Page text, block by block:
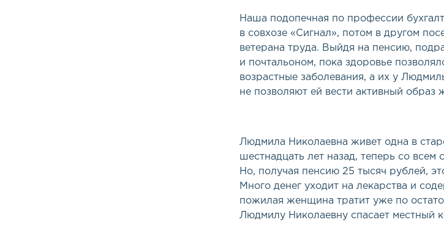
Наша подопечная по профессии
в совхозе «Сигнал», потом в другом
ветерана труда. Выйдя на пенсию,
и почтальоном, пока здоровье
возрастные заболевания, а их у
не позволяют ей вести активный образ
Людмила Николаевна живет одна в
шестнадцать лет назад, теперь со всем
Но, получая пенсию 25 тысяч рублей,
Много денег уходит на лекарства и
пожилая женщина тратит уже по
Людмилу Николаевну спасает местный